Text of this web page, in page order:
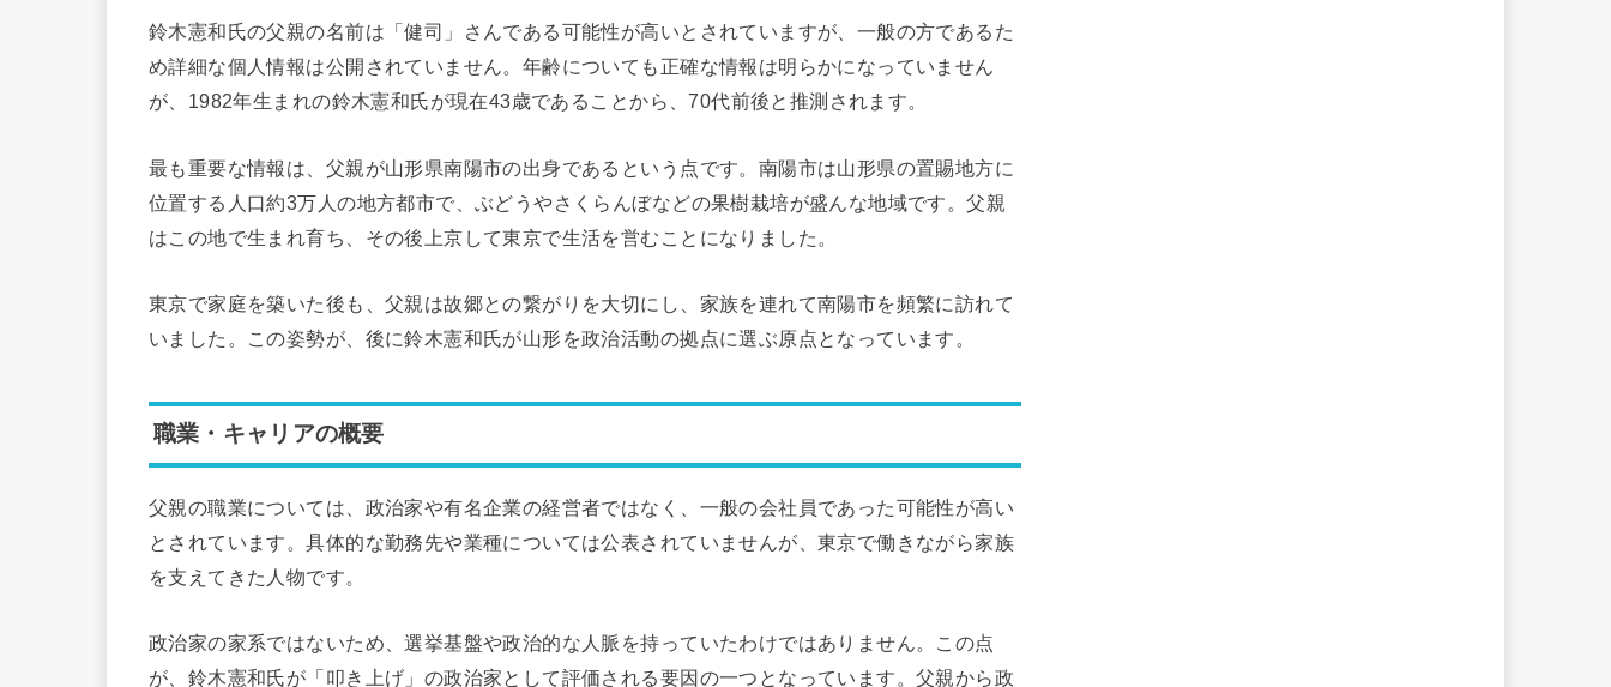
鈴木憲和氏の父親の名前は「健司」さんである可能性が高いとされていますが、一般の方であるた
め詳細な個人情報は公開されていません。年齢についても正確な情報は明らかになっていません
が、1982年生まれの鈴木憲和氏が現在43歳であることから、70代前後と推測されます。
最も重要な情報は、父親が山形県南陽市の出身であるという点です。南陽市は山形県の置賜地方に
位置する人口約3万人の地方都市で、ぶどうやさくらんぼなどの果樹栽培が盛んな地域です。父親
はこの地で生まれ育ち、その後上京して東京で生活を営むことになりました。
東京で家庭を築いた後も、父親は故郷との繋がりを大切にし、家族を連れて南陽市を頻繁に訪れて
いました。この姿勢が、後に鈴木憲和氏が山形を政治活動の拠点に選ぶ原点となっています。
職業・キャリアの概要
父親の職業については、政治家や有名企業の経営者ではなく、一般の会社員であった可能性が高い
とされています。具体的な勤務先や業種については公表されていませんが、東京で働きながら家族
を支えてきた人物です。
政治家の家系ではないため、選挙基盤や政治的な人脈を持っていたわけではありません。この点
が、鈴木憲和氏が「叩き上げ」の政治家として評価される要因の一つとなっています。父親から政